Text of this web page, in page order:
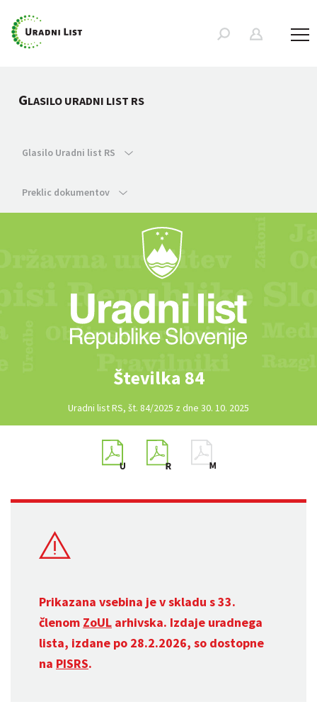
GLASILO URADNI LIST RS
Glasilo Uradni list RS
Preklic dokumentov
Številka 84
Uradni list RS, št. 84/2025 z dne 30. 10. 2025
Prikazana vsebina je v skladu s 33.
členom ZoUL arhivska. Izdaje uradnega
lista, izdane po 28.2.2026, so dostopne
na PISRS.